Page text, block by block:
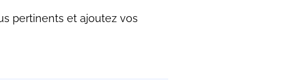
pertinents et ajoutez vos